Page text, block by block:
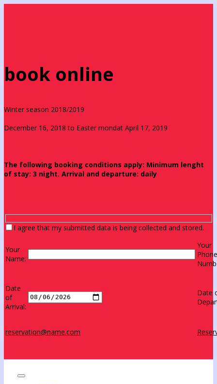
book online
Winter season 2018/2019
December 16, 2018 to Easter mondat April 17, 2019
The following booking conditions apply: Minimum lenght
of stay: 3 night. Arrival and departure: daily
I agree that my submitted data is being collected and stored.
Your
Name:
Your
Phone
Date
of
Arrival:
Date
reservation@name.com